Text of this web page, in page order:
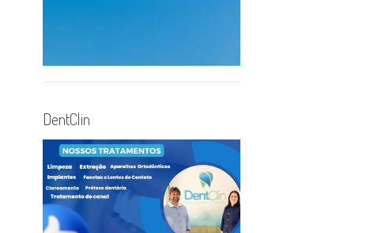
DentClin